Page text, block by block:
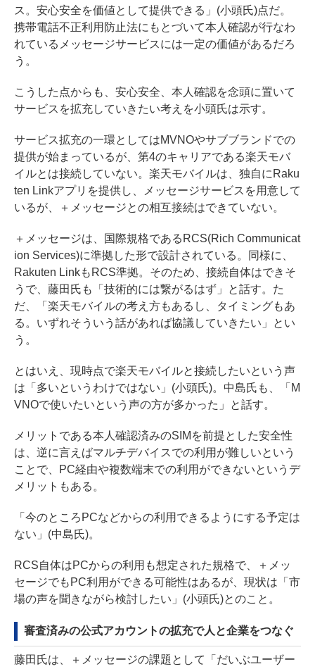
ス。安心安全を価値として提供できる」(小頭氏)点だ。
携帯電話不正利用防止法にもとづいて本人確認が行なわ
れているメッセージサービスには一定の価値があるだろ
う。
こうした点からも、安心安全、本人確認を念頭に置いて
サービスを拡充していきたい考えを小頭氏は示す。
サービス拡充の一環としてはMVNOやサブブランドでの
提供が始まっているが、第4のキャリアである楽天モバ
イルとは接続していない。楽天モバイルは、独自にRaku
ten Linkアプリを提供し、メッセージサービスを用意して
いるが、＋メッセージとの相互接続はできていない。
＋メッセージは、国際規格であるRCS(Rich Communicat
ion Services)に準拠した形で設計されている。同様に、
Rakuten LinkもRCS準拠。そのため、接続自体はできそ
うで、藤田氏も「技術的には繋がるはず」と話す。た
だ、「楽天モバイルの考え方もあるし、タイミングもあ
る。いずれそういう話があれば協議していきたい」とい
う。
とはいえ、現時点で楽天モバイルと接続したいという声
は「多いというわけではない」(小頭氏)。中島氏も、「M
VNOで使いたいという声の方が多かった」と話す。
メリットである本人確認済みのSIMを前提とした安全性
は、逆に言えばマルチデバイスでの利用が難しいという
ことで、PC経由や複数端末での利用ができないというデ
メリットもある。
「今のところPCなどからの利用できるようにする予定は
ない」(中島氏)。
RCS自体はPCからの利用も想定された規格で、＋メッ
セージでもPC利用ができる可能性はあるが、現状は「市
場の声を聞きながら検討したい」(小頭氏)とのこと。
審査済みの公式アカウントの拡充で人と企業をつなぐ
藤田氏は、＋メッセージの課題として「だいぶユーザー